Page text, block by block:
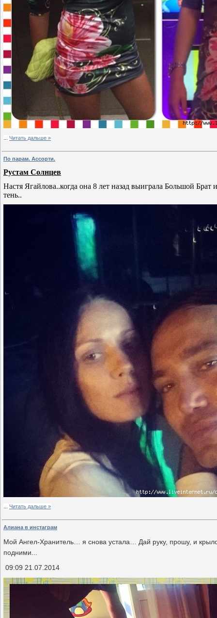
Читать дальше »
По парам. Ассорти.
Рустам Солнцев
Настя Ягайлова..когда она 8 лет назад выиграла Большой
тень..
Читать дальше »
Алиана в инстаграм
Мой Ангел-Хранитель… я снова устала… Дай руку, прошу, и
подними...
09:09 21.07.2014